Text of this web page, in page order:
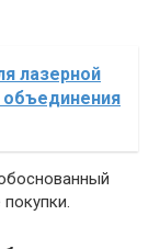
лазерной
объединения